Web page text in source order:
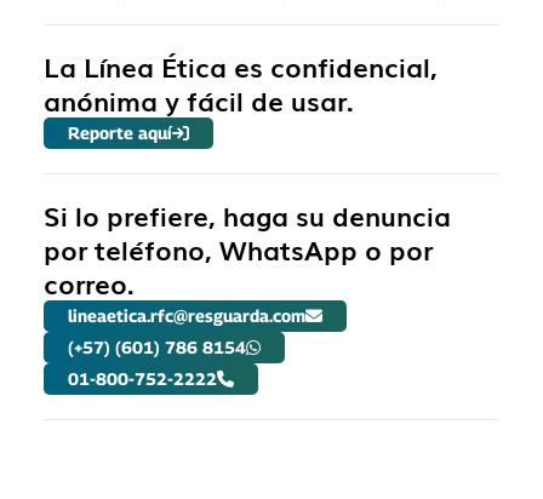
La Línea Ética es confidencial,
anónima y fácil de usar.
Reporte aquí
Si lo prefiere, haga su denuncia
por teléfono, WhatsApp o por
correo.
lineaetica.rfc@resguarda.com
(+57) (601) 786 8154
01-800-752-2222